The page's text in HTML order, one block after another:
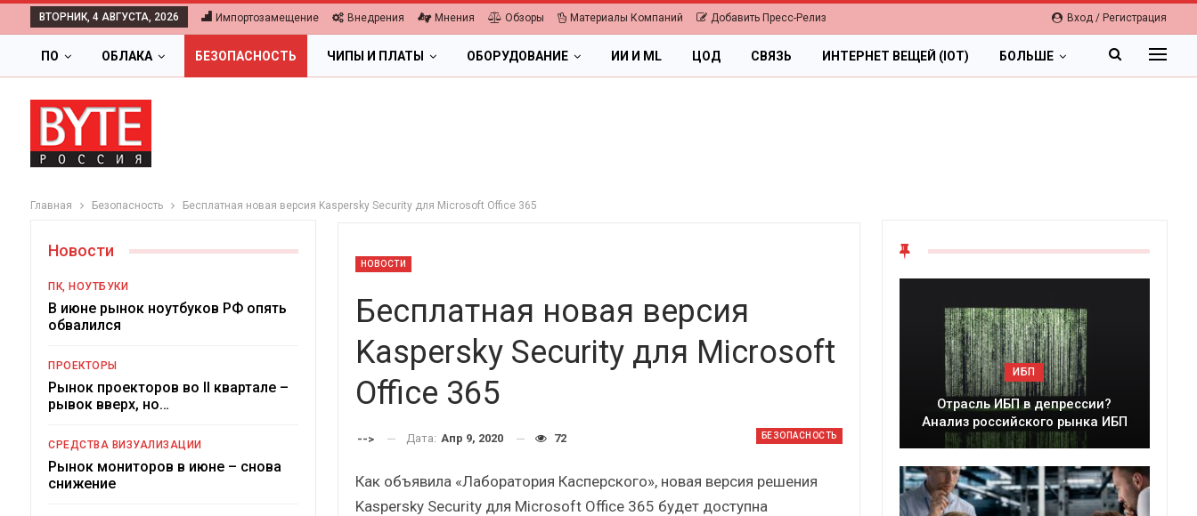
Вход / Регистрация
ВТОРНИК, 4 АВГУСТА, 2026 Импортозамещение Внедрения Мнения Обзоры Материалы Компаний Добавить Пресс-Релиз
ПО ОБЛАКА БЕЗОПАСНОСТЬ ЧИПЫ И ПЛАТЫ ОБОРУДОВАНИЕ ИИ И ML ЦОД СВЯЗЬ ИНТЕРНЕТ ВЕЩЕЙ (IOT) БОЛЬШЕ
Главная Безопасность Бесплатная новая версия Kaspersky Security для Microsoft Office 365
НОВОСТИ
Бесплатная новая версия
Kaspersky Security для Microsoft
Office 365
БЕЗОПАСНОСТЬ
--> Дата: Апр 9, 2020 72
Как объявила «Лаборатория Касперского», новая версия решения
Kaspersky Security для Microsoft Office 365 будет доступна
Новости
ПК, НОУТБУКИ
В июне рынок ноутбуков РФ опять
обвалился
ПРОЕКТОРЫ
Рынок проекторов во II квартале –
рывок вверх, но…
СРЕДСТВА ВИЗУАЛИЗАЦИИ
Рынок мониторов в июне – снова
снижение
Цифровая экономика 2026.
Краткий статистический
Итоги и Бестселлеры
Анализ российского рынка ИБП
Цифровая экономика
Краткий статистический
сборник от…